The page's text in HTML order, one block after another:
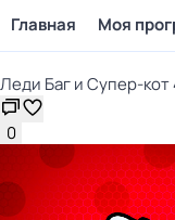
Главная Моя
Леди Баг и Супер-кот
0